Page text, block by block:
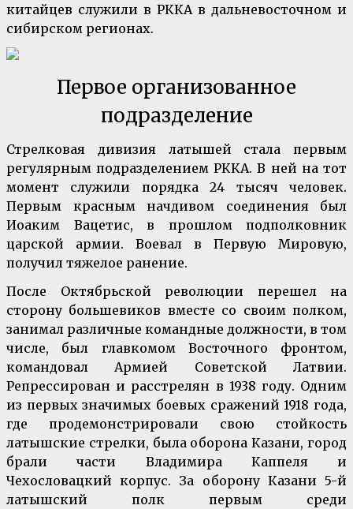
китайцев служили в РККА в дальневосточном и
сибирском регионах.
Первое организованное
подразделение
Стрелковая дивизия латышей стала первым
регулярным подразделением РККА. В ней на тот
момент служили порядка 24 тысяч человек.
Первым красным начдивом соединения был
Иоаким Вацетис, в прошлом подполковник
царской армии. Воевал в Первую Мировую,
получил тяжелое ранение.
После Октябрьской революции перешел на
сторону большевиков вместе со своим полком,
занимал различные командные должности, в том
числе, был главкомом Восточного фронтом,
командовал Армией Советской Латвии.
Репрессирован и расстрелян в 1938 году. Одним
из первых значимых боевых сражений 1918 года,
где продемонстрировали свою стойкость
латышские стрелки, была оборона Казани, город
брали части Владимира Каппеля и
Чехословацкий корпус. За оборону Казани 5-й
латышский полк первым среди